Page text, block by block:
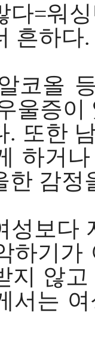
=워
흔하다.
코올
울증
. 또한
하거
한 감
보다
하기
지 않
서는